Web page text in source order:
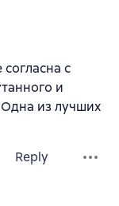
с
и
из лучших
Reply